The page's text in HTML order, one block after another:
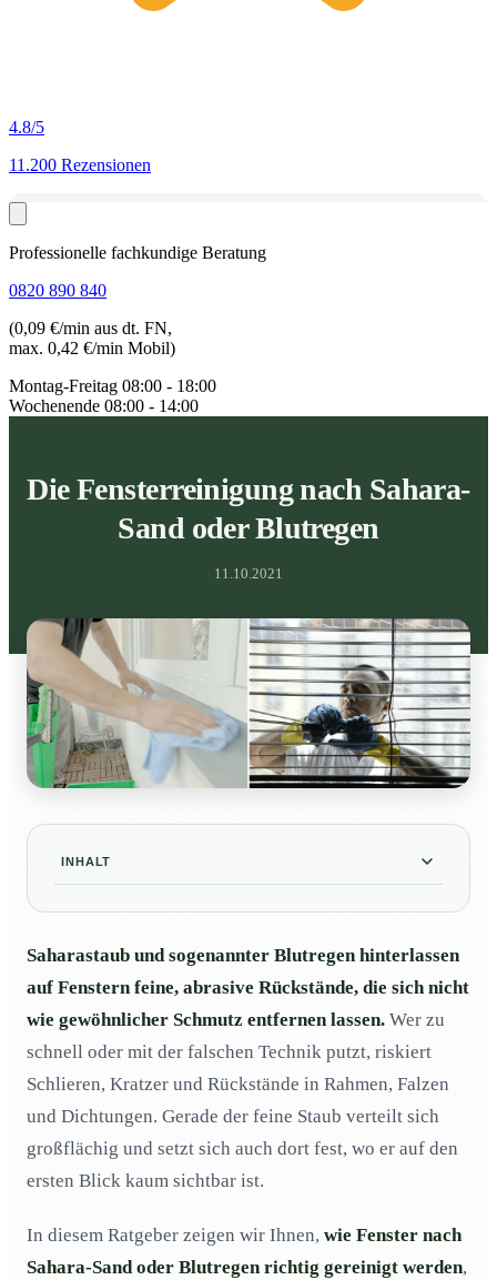
4.8/5
11.200 Rezensionen
Professionelle fachkundige Beratung
0820 890 840
(0,09 €/min aus dt. FN,
max. 0,42 €/min Mobil)
Montag-Freitag 08:00 - 18:00
Wochenende 08:00 - 14:00
Die Fensterreinigung nach Sahara-
Sand oder Blutregen
11.10.2021
INHALT
Das Wetterphänomen Saharastaub
02Ein einfaches Fenster putzen reicht nicht aus
03Nicht nur die Glasflächen sind betroffen
04 Mr. Cleaner hilft bei der Reinigung
Saharastaub und sogenannter Blutregen hinterlassen
auf Fenstern feine, abrasive Rückstände, die sich nicht
wie gewöhnlicher Schmutz entfernen lassen. Wer zu
schnell oder mit der falschen Technik putzt, riskiert
Schlieren, Kratzer und Rückstände in Rahmen, Falzen
und Dichtungen. Gerade der feine Staub verteilt sich
großflächig und setzt sich auch dort fest, wo er auf den
ersten Blick kaum sichtbar ist.
In diesem Ratgeber zeigen wir Ihnen, wie Fenster nach
Sahara-Sand oder Blutregen richtig gereinigt werden,